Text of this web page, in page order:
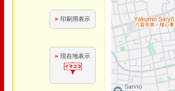
印刷用表示
現在地表示